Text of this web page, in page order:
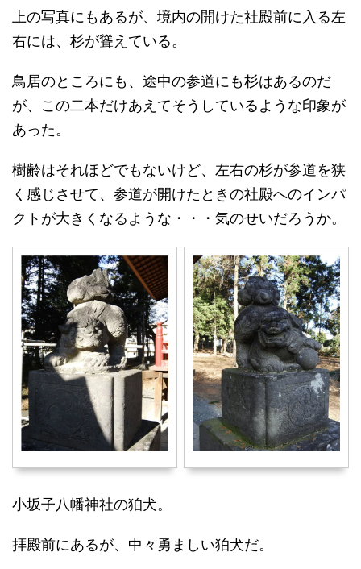
上の写真にもあるが、境内の開けた社殿前に入る左
右には、杉が聳えている。
鳥居のところにも、途中の参道にも杉はあるのだ
が、この二本だけあえてそうしているような印象が
あった。
樹齢はそれほどでもないけど、左右の杉が参道を狭
く感じさせて、参道が開けたときの社殿へのインパ
クトが大きくなるような・・・気のせいだろうか。
小坂子八幡神社の狛犬。
拝殿前にあるが、中々勇ましい狛犬だ。